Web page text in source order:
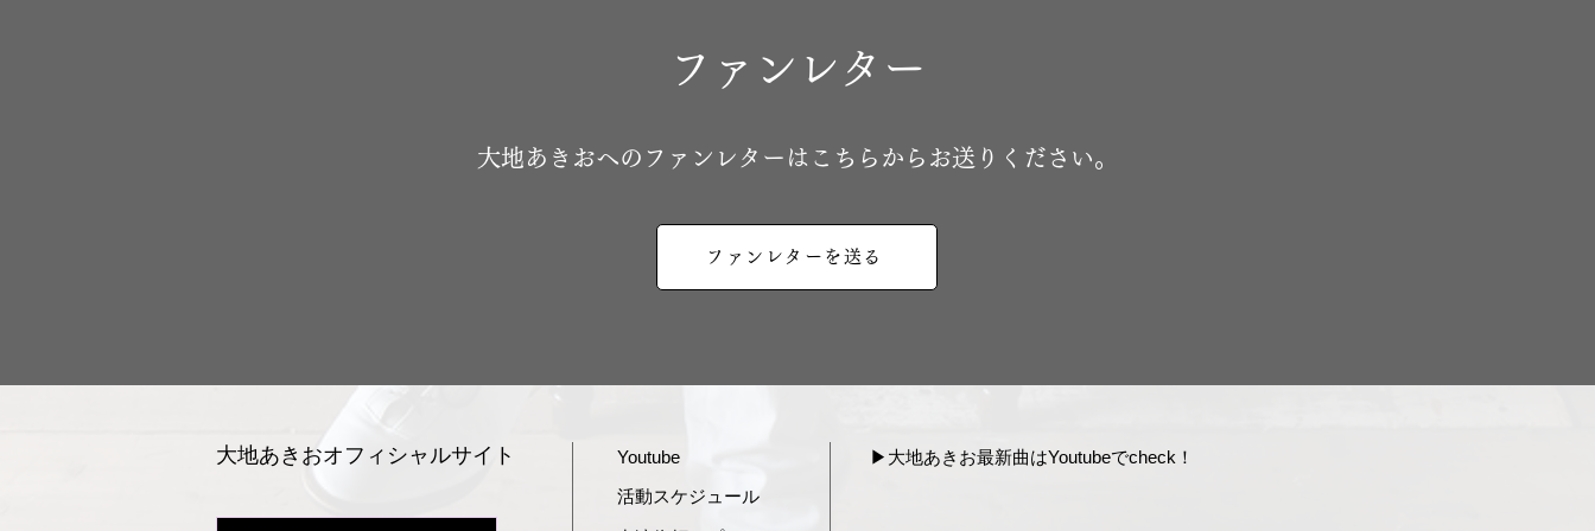
ファンレター
​大地あきおへのファンレターはこちらからお送りください。
ファンレターを送る
大地あきおオフィシャルサイト Youtube
▶︎大地あきお最新曲はYoutubeでcheck！
活動スケジュール